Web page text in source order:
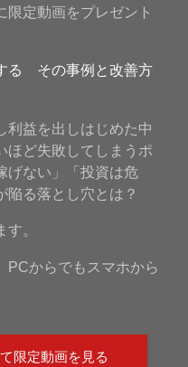
限定動画をプレゼント
る その事例と改善方
利益を出しはじめた中
ほど失敗してしまうポ
げない」「投資は危
陥る落とし穴とは？
。
PCからでもスマホから
限定動画を見る